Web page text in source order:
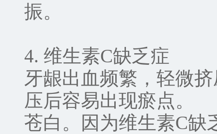
振。
4. 维生素C缺乏症
牙龈出血频繁，轻微
压后容易出现瘀点。
苍白。因为维生素C缺